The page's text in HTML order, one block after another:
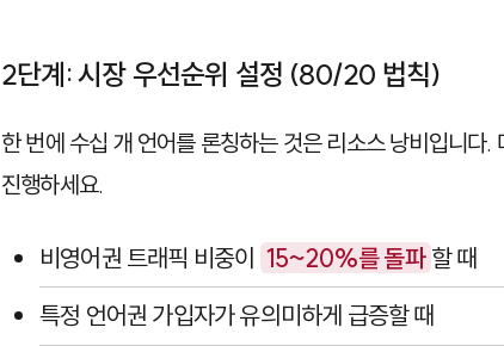
2단계: 시장 우선순위 설정 (80/20 법칙)
한 번에 수십 개 언어를 론칭하는 것은 리소스 낭비입니다
진행하세요.
비영어권 트래픽 비중이 15~20%를 돌파 할 때
특정 언어권 가입자가 유의미하게 급증할 때